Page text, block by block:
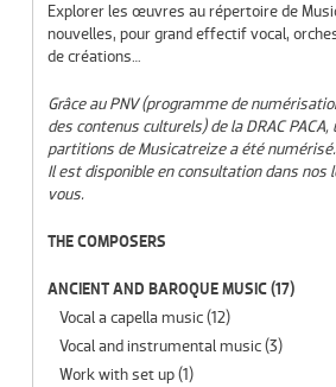
Explorer les œuvres au répertoire de
nouvelles, pour grand effectif vocal,
de créations…
Grâce au PNV (programme de
des contenus culturels) de la DRAC
partitions de Musicatreize a été numérisé.
Il est disponible en consultation dans nos
vous.
THE COMPOSERS
ANCIENT AND BAROQUE MUSIC(17)
Vocal a capella music(12)
Vocal and instrumental music(3)
Work with set up(1)